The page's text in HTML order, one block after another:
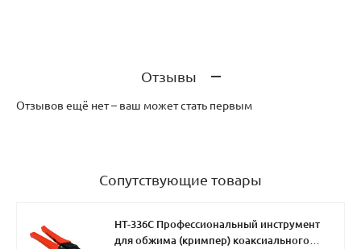
Отзывы
Отзывов ещё нет – ваш может стать первым
Сопутствующие товары
HT-336C Профессиональный инструмент
для обжима (кримпер) коаксиального